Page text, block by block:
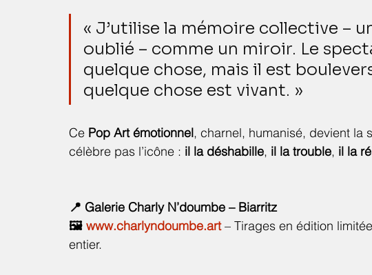
« J’utilise la mémoire collective –
oublié – comme un miroir. Le
quelque chose, mais il est
quelque chose est vivant. »
Ce Pop Art émotionnel, charnel, humanisé, devient la
célèbre pas l’icône : il la déshabille, il la trouble, il la
📍 Galerie Charly N’doumbe – Biarritz
🖼️ www.charlyndoumbe.art – Tirages en édition
entier.